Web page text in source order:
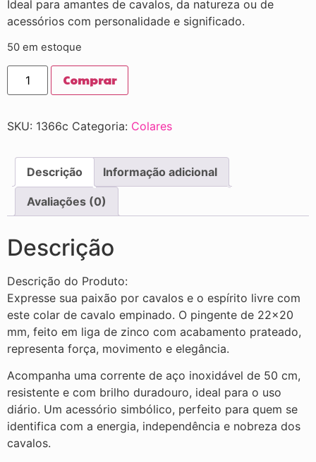
Ideal para amantes de cavalos, da natureza ou de
acessórios com personalidade e significado.
50 em estoque
Comprar
SKU: 1366c Categoria: Colares
Descrição Informação adicional
Avaliações (0)
Descrição
Descrição do Produto:
Expresse sua paixão por cavalos e o espírito livre com
este colar de cavalo empinado. O pingente de 22×20
mm, feito em liga de zinco com acabamento prateado,
representa força, movimento e elegância.
Acompanha uma corrente de aço inoxidável de 50 cm,
resistente e com brilho duradouro, ideal para o uso
diário. Um acessório simbólico, perfeito para quem se
identifica com a energia, independência e nobreza dos
cavalos.